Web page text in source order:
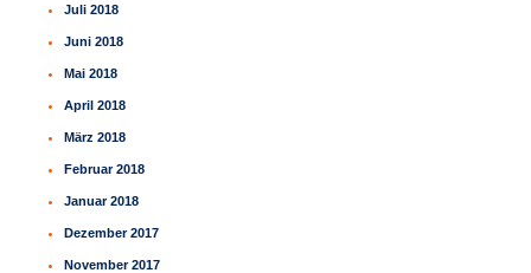
Juli 2018
Juni 2018
Mai 2018
April 2018
März 2018
Februar 2018
Januar 2018
Dezember 2017
November 2017